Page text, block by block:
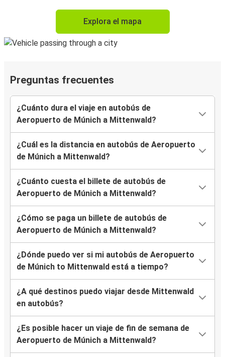
Explora el mapa
Preguntas frecuentes
¿Cuánto dura el viaje en autobús de
Aeropuerto de Múnich a Mittenwald?
¿Cuál es la distancia en autobús de Aeropuerto
de Múnich a Mittenwald?
¿Cuánto cuesta el billete de autobús de
Aeropuerto de Múnich a Mittenwald?
¿Cómo se paga un billete de autobús de
Aeropuerto de Múnich a Mittenwald?
¿Dónde puedo ver si mi autobús de Aeropuerto
de Múnich to Mittenwald está a tiempo?
¿A qué destinos puedo viajar desde Mittenwald
en autobús?
¿Es posible hacer un viaje de fin de semana de
Aeropuerto de Múnich a Mittenwald?